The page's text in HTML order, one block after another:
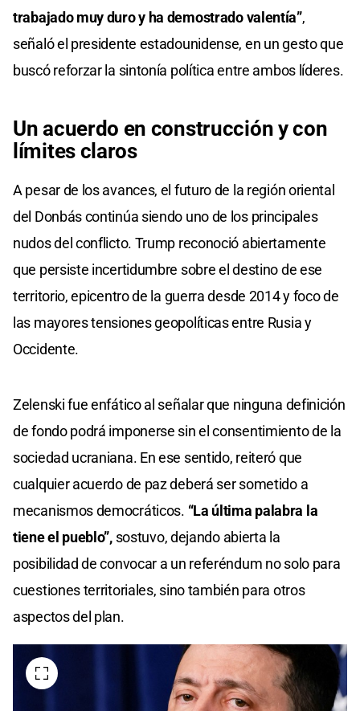
trabajado muy duro y ha demostrado valentía”,
señaló el presidente estadounidense, en un gesto que
buscó reforzar la sintonía política entre ambos líderes.
Un acuerdo en construcción y con
límites claros
A pesar de los avances, el futuro de la región oriental
del Donbás continúa siendo uno de los principales
nudos del conflicto. Trump reconoció abiertamente
que persiste incertidumbre sobre el destino de ese
territorio, epicentro de la guerra desde 2014 y foco de
las mayores tensiones geopolíticas entre Rusia y
Occidente.
Zelenski fue enfático al señalar que ninguna definición
de fondo podrá imponerse sin el consentimiento de la
sociedad ucraniana. En ese sentido, reiteró que
cualquier acuerdo de paz deberá ser sometido a
mecanismos democráticos. “La última palabra la
tiene el pueblo”, sostuvo, dejando abierta la
posibilidad de convocar a un referéndum no solo para
cuestiones territoriales, sino también para otros
aspectos del plan.